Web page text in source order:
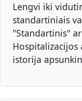
Lengvi iki
standartiniais
"Standartinis"
Hospitalizacijos
istorija